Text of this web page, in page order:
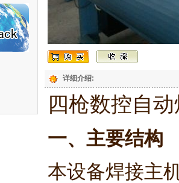
详细介绍:
四枪数控自
一、主要结构
本设备焊接主